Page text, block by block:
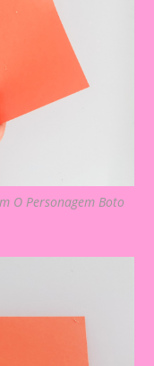
O Personagem Boto